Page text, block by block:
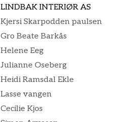
LINDBAK INTERIØR AS
Kjersi Skarpodden paulsen
Gro Beate Barkås
Helene Eeg
Julianne Oseberg
Heidi Ramsdal Ekle
Lasse vangen
Cecilie Kjos